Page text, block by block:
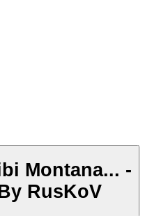
Montana... -
RusKoV